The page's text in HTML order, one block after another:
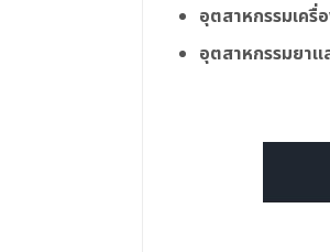
อุตสาหกรรมเครื่
อุตสาหกรรมยา